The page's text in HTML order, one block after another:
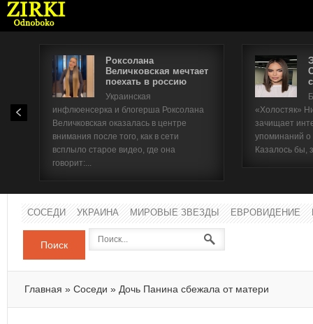
Роксолана
Величковская мечтает
поехать в россию
Украинская
инфлюенсерка и блогерша Роксолана
Величковская оказалась в центре
внимания после того, как в сети
всплыло старое видео, где она
говорит:...
«Холостяк»
зачищает
упоминаний
Казалось бы,
СОСЕДИ УКРАИНА МИРОВЫЕ ЗВЕЗДЫ ЕВРОВИДЕНИЕ
Поиск
Главная » Соседи » Дочь Панина сбежала от матери
Имя